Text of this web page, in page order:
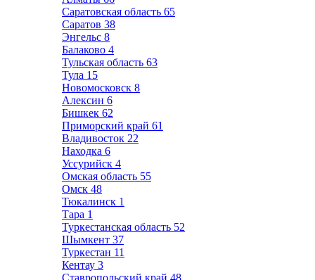
Саратовская область 65
Саратов 38
Энгельс 8
Балаково 4
Тульская область 63
Тула 15
Новомосковск 8
Алексин 6
Бишкек 62
Приморский край 61
Владивосток 22
Находка 6
Уссурийск 4
Омская область 55
Омск 48
Тюкалинск 1
Тара 1
Туркестанская область 52
Шымкент 37
Туркестан 11
Кентау 3
Ставропольский край 48